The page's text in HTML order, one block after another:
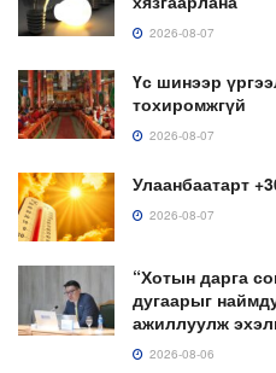
2026-08-07
Үс шинээр
тохиромжгүй
2026-08-07
Улаанбаатарт
2026-08-07
“Хотын дарга
дугаарыг
ажиллуулж
2026-08-06